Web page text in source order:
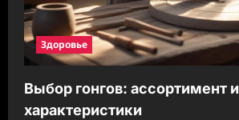
Здоровье
Выбор гонгов: ассортимент и
характеристики